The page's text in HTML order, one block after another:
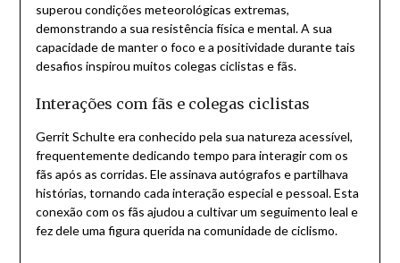
superou condições meteorológicas extremas,
demonstrando a sua resistência física e mental. A sua
capacidade de manter o foco e a positividade durante tais
desafios inspirou muitos colegas ciclistas e fãs.
Interações com fãs e colegas ciclistas
Gerrit Schulte era conhecido pela sua natureza acessível,
frequentemente dedicando tempo para interagir com os
fãs após as corridas. Ele assinava autógrafos e partilhava
histórias, tornando cada interação especial e pessoal. Esta
conexão com os fãs ajudou a cultivar um seguimento leal e
fez dele uma figura querida na comunidade de ciclismo.